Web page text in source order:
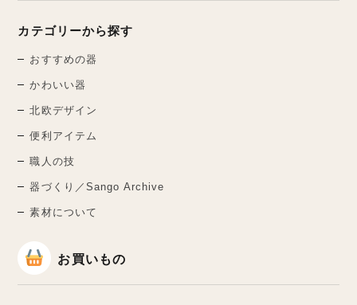
カテゴリーから探す
おすすめの器
かわいい器
北欧デザイン
便利アイテム
職人の技
器づくり／Sango Archive
素材について
お買いもの